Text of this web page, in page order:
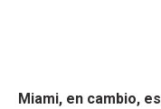
Miami, en cambio,